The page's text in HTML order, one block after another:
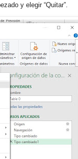
y elegir “Quitar”.